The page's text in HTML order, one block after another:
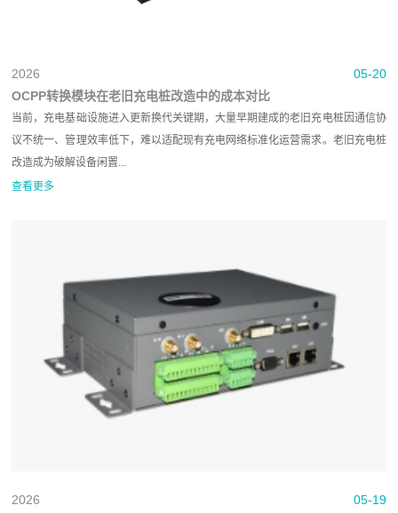
05-20
2026
OCPP转换模块在老旧充电桩改造中的成本对比
当前，充电基础设施进入更新换代关键期，大量早期建成的老旧充电桩因通信协
议不统一、管理效率低下，难以适配现有充电网络标准化运营需求。老旧充电桩
改造成为破解设备闲置...
查看更多
05-19
2026